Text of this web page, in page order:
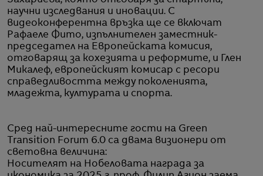
научни изследвания и иновации. С
видеоконферентна връзка ще се включат
Рафаеле Фито, изпълнителен заместник-
председател на Европейската комисия,
отговарящ за кохезията и реформите, и Глен
Микалеф, европейският комисар с ресори
справедливостта между поколенията,
младежта, културата и спорта.
Сред най-интересните гости на Green
Transition Forum 6.0 са двама визионери от
световна величина:
Носителят на Нобеловата награда за